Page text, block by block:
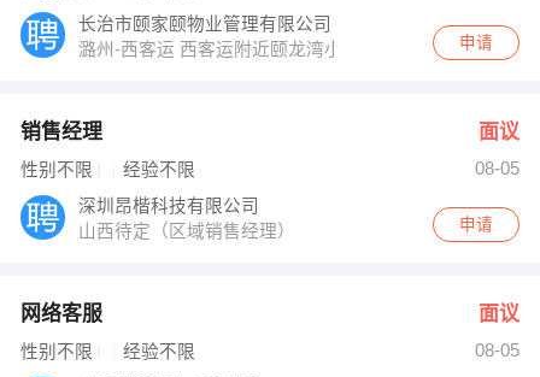
长治市颐家颐物业管理有限公司
潞州-西客运 西客运附近颐龙湾小区物业
申请
销售经理 面议
性别不限 经验不限
08-05
深圳昂楷科技有限公司
山西待定（区域销售经理）
申请
网络客服 面议
性别不限 经验不限
08-05